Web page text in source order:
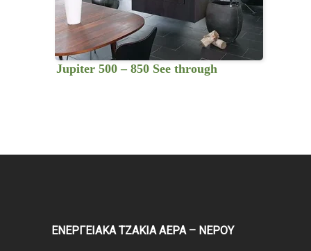
Jupiter 500 – 850 See through
ΕΝΕΡΓΕΙΑΚΑ ΤΖΑΚΙΑ ΑΕΡΑ – ΝΕΡΟΥ